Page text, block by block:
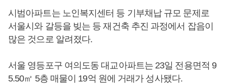
시범아파트는 노인복지센터 등 기부채납 규모 문제로
서울시와 갈등을 빚는 등 재건축 추진 과정에서 잡음이
많은 것으로 알려졌다.
서울 영등포구 여의도동 대교아파트는 23일 전용면적 9
5.50㎡ 5층 매물이 19억 원에 거래가 성사됐다.